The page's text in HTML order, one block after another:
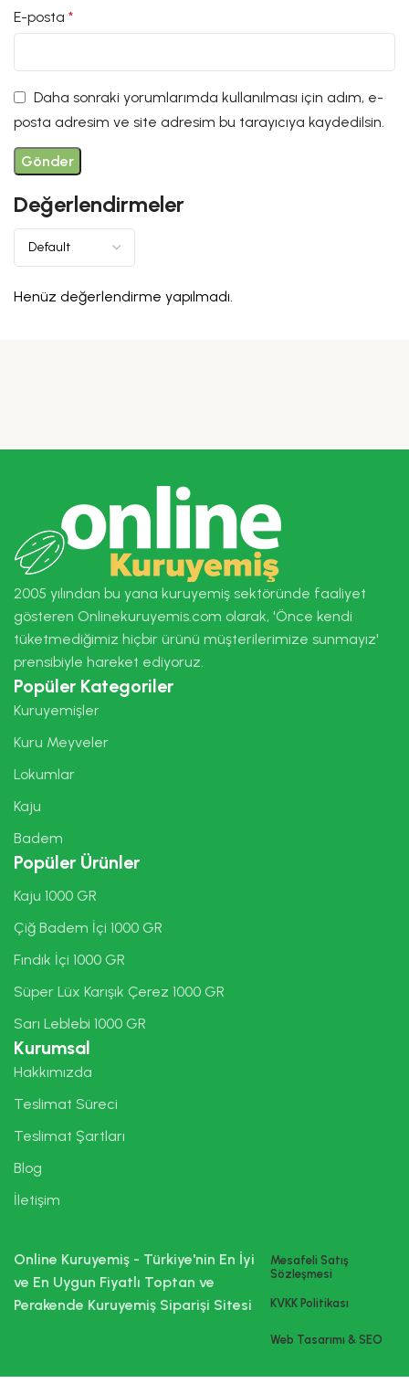
Değerlendirmeler
Henüz değerlendirme yapılmadı.
E-posta*
Daha sonraki yorumlarımda kullanılması için adım, e-
posta adresim ve site adresim bu tarayıcıya kaydedilsin.
2005 yılından bu yana kuruyemiş sektöründe faaliyet
gösteren Onlinekuruyemis.com olarak, 'Önce kendi
tüketmediğimiz hiçbir ürünü müşterilerimize sunmayız'
prensibiyle hareket ediyoruz.
Popüler Kategoriler
Kuruyemişler
Kuru Meyveler
Lokumlar
Kaju
Badem
Popüler Ürünler
Kaju 1000 GR
Çiğ Badem İçi 1000 GR
Fındık İçi 1000 GR
Süper Lüx Karışık Çerez 1000 GR
Sarı Leblebi 1000 GR
Kurumsal
Hakkımızda
Teslimat Süreci
Teslimat Şartları
Blog
İletişim
Online Kuruyemiş - Türkiye'nin En İyi
ve En Uygun Fiyatlı Toptan ve
Perakende Kuruyemiş Siparişi Sitesi
Mesafeli Satış
Sözleşmesi
KVKK Politikası
Web Tasarımı & SEO